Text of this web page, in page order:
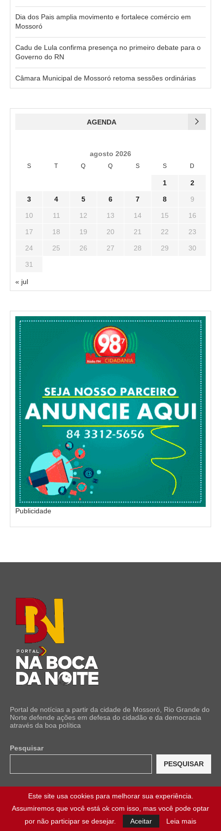
Dia dos Pais amplia movimento e fortalece comércio em
Mossoró
Cadu de Lula confirma presença no primeiro debate para o
Governo do RN
Câmara Municipal de Mossoró retoma sessões ordinárias
AGENDA
agosto 2026
S T Q Q S S D
1 2
3 4 5 6 7 8 9
10 11 12 13 14 15 16
17 18 19 20 21 22 23
24 25 26 27 28 29 30
31
« jul
Publicidade
Portal de notícias a partir da cidade de Mossoró, Rio Grande do
Norte defende ações em defesa do cidadão e da democracia
através da boa política
Pesquisar
PESQUISAR
CATEGORIAS
#RIOGRANDEDONORTE AGRICULTURA
Este site usa cookies para melhorar sua experiência.
Assumiremos que você está ok com isso, mas você pode optar
por não participar se desejar.
Aceitar Leia mais